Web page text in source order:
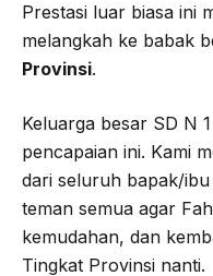
Prestasi luar biasa ini
melangkah ke babak
Provinsi.
Keluarga besar SD N
pencapaian ini. Kami
dari seluruh bapak/
teman semua agar
kemudahan, dan
Tingkat Provinsi nanti.